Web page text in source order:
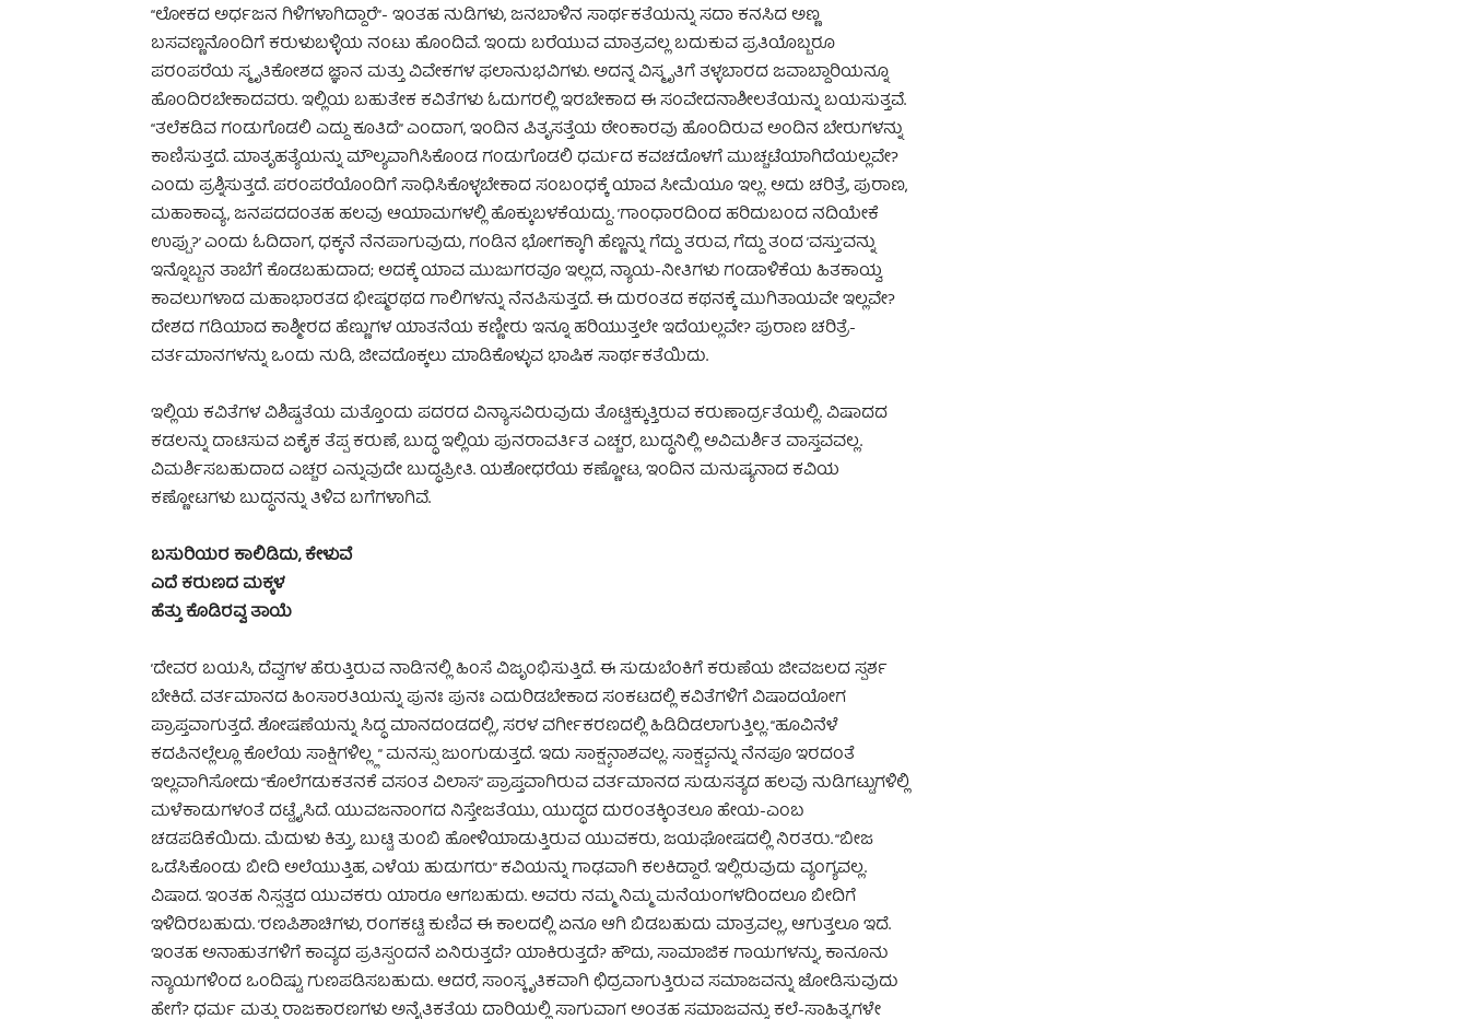
“ಲೋಕದ ಅರ್ಧಜನ ಗಿಳಿಗಳಾಗಿದ್ದಾರೆ”- ಇಂತಹ ನುಡಿಗಳು, ಜನಬಾಳಿನ ಸಾರ್ಥಕತೆಯನ್ನು ಸದಾ ಕನಸಿದ ಅಣ್ಣ
ಬಸವಣ್ಣನೊಂದಿಗೆ ಕರುಳುಬಳ್ಳಿಯ ನಂಟು ಹೊಂದಿವೆ. ಇಂದು ಬರೆಯುವ ಮಾತ್ರವಲ್ಲ ಬದುಕುವ ಪ್ರತಿಯೊಬ್ಬರೂ
ಪರಂಪರೆಯ ಸ್ಮೃತಿಕೋಶದ ಜ್ಞಾನ ಮತ್ತು ವಿವೇಕಗಳ ಫಲಾನುಭವಿಗಳು. ಅದನ್ನ ವಿಸ್ಮೃತಿಗೆ ತಳ್ಳಬಾರದ ಜವಾಬ್ದಾರಿಯನ್ನೂ
ಹೊಂದಿರಬೇಕಾದವರು. ಇಲ್ಲಿಯ ಬಹುತೇಕ ಕವಿತೆಗಳು ಓದುಗರಲ್ಲಿ ಇರಬೇಕಾದ ಈ ಸಂವೇದನಾಶೀಲತೆಯನ್ನು ಬಯಸುತ್ತವೆ.
“ತಲೆಕಡಿವ ಗಂಡುಗೊಡಲಿ ಎದ್ದು ಕೂತಿದೆ” ಎಂದಾಗ, ಇಂದಿನ ಪಿತೃಸತ್ತೆಯ ಠೇಂಕಾರವು ಹೊಂದಿರುವ ಅಂದಿನ ಬೇರುಗಳನ್ನು
ಕಾಣಿಸುತ್ತದೆ. ಮಾತೃಹತ್ಯೆಯನ್ನು ಮೌಲ್ಯವಾಗಿಸಿಕೊಂಡ ಗಂಡುಗೊಡಲಿ ಧರ್ಮದ ಕವಚದೊಳಗೆ ಮುಚ್ಚಟೆಯಾಗಿದೆಯಲ್ಲವೇ?
ಎಂದು ಪ್ರಶ್ನಿಸುತ್ತದೆ. ಪರಂಪರೆಯೊಂದಿಗೆ ಸಾಧಿಸಿಕೊಳ್ಳಬೇಕಾದ ಸಂಬಂಧಕ್ಕೆ ಯಾವ ಸೀಮೆಯೂ ಇಲ್ಲ. ಅದು ಚರಿತ್ರೆ, ಪುರಾಣ,
ಮಹಾಕಾವ್ಯ, ಜನಪದದಂತಹ ಹಲವು ಆಯಾಮಗಳಲ್ಲಿ ಹೊಕ್ಕುಬಳಕೆಯದ್ದು. ’ಗಾಂಧಾರದಿಂದ ಹರಿದುಬಂದ ನದಿಯೇಕೆ
ಉಪ್ಪು?’ ಎಂದು ಓದಿದಾಗ, ಧಕ್ಕನೆ ನೆನಪಾಗುವುದು, ಗಂಡಿನ ಭೋಗಕ್ಕಾಗಿ ಹೆಣ್ಣನ್ನು ಗೆದ್ದು ತರುವ, ಗೆದ್ದು ತಂದ ’ವಸ್ತು’ವನ್ನು
ಇನ್ನೊಬ್ಬನ ತಾಬೆಗೆ ಕೊಡಬಹುದಾದ; ಅದಕ್ಕೆ ಯಾವ ಮುಜುಗರವೂ ಇಲ್ಲದ, ನ್ಯಾಯ-ನೀತಿಗಳು ಗಂಡಾಳಿಕೆಯ ಹಿತಕಾಯ್ವ
ಕಾವಲುಗಳಾದ ಮಹಾಭಾರತದ ಭೀಷ್ಮರಥದ ಗಾಲಿಗಳನ್ನು ನೆನಪಿಸುತ್ತದೆ. ಈ ದುರಂತದ ಕಥನಕ್ಕೆ ಮುಗಿತಾಯವೇ ಇಲ್ಲವೇ?
ದೇಶದ ಗಡಿಯಾದ ಕಾಶ್ಮೀರದ ಹೆಣ್ಣುಗಳ ಯಾತನೆಯ ಕಣ್ಣೀರು ಇನ್ನೂ ಹರಿಯುತ್ತಲೇ ಇದೆಯಲ್ಲವೇ? ಪುರಾಣ ಚರಿತ್ರೆ-
ವರ್ತಮಾನಗಳನ್ನು ಒಂದು ನುಡಿ, ಜೀವದೊಕ್ಕಲು ಮಾಡಿಕೊಳ್ಳುವ ಭಾಷಿಕ ಸಾರ್ಥಕತೆಯಿದು.
ಇಲ್ಲಿಯ ಕವಿತೆಗಳ ವಿಶಿಷ್ಟತೆಯ ಮತ್ತೊಂದು ಪದರದ ವಿನ್ಯಾಸವಿರುವುದು ತೊಟ್ಟಿಕ್ಕುತ್ತಿರುವ ಕರುಣಾರ್ದ್ರತೆಯಲ್ಲಿ. ವಿಷಾದದ
ಕಡಲನ್ನು ದಾಟಿಸುವ ಏಕೈಕ ತೆಪ್ಪ ಕರುಣೆ, ಬುದ್ಧ ಇಲ್ಲಿಯ ಪುನರಾವರ್ತಿತ ಎಚ್ಚರ, ಬುದ್ಧನಿಲ್ಲಿ ಅವಿಮರ್ಶಿತ ವಾಸ್ತವವಲ್ಲ.
ವಿಮರ್ಶಿಸಬಹುದಾದ ಎಚ್ಚರ ಎನ್ನುವುದೇ ಬುದ್ಧಪ್ರೀತಿ. ಯಶೋಧರೆಯ ಕಣ್ಣೋಟ, ಇಂದಿನ ಮನುಷ್ಯನಾದ ಕವಿಯ
ಕಣ್ಣೋಟಗಳು ಬುದ್ಧನನ್ನು ತಿಳಿವ ಬಗೆಗಳಾಗಿವೆ.
ಬಸುರಿಯರ ಕಾಲಿಡಿದು, ಕೇಳುವೆ
ಎದೆ ಕರುಣದ ಮಕ್ಕಳ
ಹೆತ್ತು ಕೊಡಿರವ್ವ ತಾಯೆ
’ದೇವರ ಬಯಸಿ, ದೆವ್ವಗಳ ಹೆರುತ್ತಿರುವ ನಾಡಿ’ನಲ್ಲಿ ಹಿಂಸೆ ವಿಜೃಂಭಿಸುತ್ತಿದೆ. ಈ ಸುಡುಬೆಂಕಿಗೆ ಕರುಣೆಯ ಜೀವಜಲದ ಸ್ಪರ್ಶ
ಬೇಕಿದೆ. ವರ್ತಮಾನದ ಹಿಂಸಾರತಿಯನ್ನು ಪುನಃ ಪುನಃ ಎದುರಿಡಬೇಕಾದ ಸಂಕಟದಲ್ಲಿ ಕವಿತೆಗಳಿಗೆ ವಿಷಾದಯೋಗ
ಪ್ರಾಪ್ತವಾಗುತ್ತದೆ. ಶೋಷಣೆಯನ್ನು ಸಿದ್ಧ ಮಾನದಂಡದಲ್ಲಿ, ಸರಳ ವರ್ಗೀಕರಣದಲ್ಲಿ ಹಿಡಿದಿಡಲಾಗುತ್ತಿಲ್ಲ. “ಹೂವಿನೆಳೆ
ಕದಪಿನಲ್ಲೆಲ್ಲೂ ಕೊಲೆಯ ಸಾಕ್ಷಿಗಳಿಲ್ಲ್ಲ” ಮನಸ್ಸು ಜುಂಗುಡುತ್ತದೆ. ಇದು ಸಾಕ್ಷ್ಯನಾಶವಲ್ಲ. ಸಾಕ್ಷ್ಯವನ್ನು ನೆನಪೂ ಇರದಂತೆ
ಇಲ್ಲವಾಗಿಸೋದು “ಕೊಲೆಗಡುಕತನಕೆ ವಸಂತ ವಿಲಾಸ” ಪ್ರಾಪ್ತವಾಗಿರುವ ವರ್ತಮಾನದ ಸುಡುಸತ್ಯದ ಹಲವು ನುಡಿಗಟ್ಟುಗಳಿಲ್ಲಿ
ಮಳೆಕಾಡುಗಳಂತೆ ದಟ್ಟೈಸಿದೆ. ಯುವಜನಾಂಗದ ನಿಸ್ತೇಜತೆಯು, ಯುದ್ಧದ ದುರಂತಕ್ಕಿಂತಲೂ ಹೇಯ-ಎಂಬ
ಚಡಪಡಿಕೆಯಿದು. ಮೆದುಳು ಕಿತ್ತು, ಬುಟ್ಟಿ ತುಂಬಿ ಹೋಳಿಯಾಡುತ್ತಿರುವ ಯುವಕರು, ಜಯಘೋಷದಲ್ಲಿ ನಿರತರು. “ಬೀಜ
ಒಡೆಸಿಕೊಂಡು ಬೀದಿ ಅಲೆಯುತ್ತಿಹ, ಎಳೆಯ ಹುಡುಗರು” ಕವಿಯನ್ನು ಗಾಢವಾಗಿ ಕಲಕಿದ್ದಾರೆ. ಇಲ್ಲಿರುವುದು ವ್ಯಂಗ್ಯವಲ್ಲ.
ವಿಷಾದ. ಇಂತಹ ನಿಸ್ಸತ್ವದ ಯುವಕರು ಯಾರೂ ಆಗಬಹುದು. ಅವರು ನಮ್ಮ ನಿಮ್ಮ ಮನೆಯಂಗಳದಿಂದಲೂ ಬೀದಿಗೆ
ಇಳಿದಿರಬಹುದು. ’ರಣಪಿಶಾಚಿಗಳು, ರಂಗಕಟ್ಟಿ ಕುಣಿವ ಈ ಕಾಲದಲ್ಲಿ ಏನೂ ಆಗಿ ಬಿಡಬಹುದು ಮಾತ್ರವಲ್ಲ, ಆಗುತ್ತಲೂ ಇದೆ.
ಇಂತಹ ಅನಾಹುತಗಳಿಗೆ ಕಾವ್ಯದ ಪ್ರತಿಸ್ಪಂದನೆ ಏನಿರುತ್ತದೆ? ಯಾಕಿರುತ್ತದೆ? ಹೌದು, ಸಾಮಾಜಿಕ ಗಾಯಗಳನ್ನು, ಕಾನೂನು
ನ್ಯಾಯಗಳಿಂದ ಒಂದಿಷ್ಟು ಗುಣಪಡಿಸಬಹುದು. ಆದರೆ, ಸಾಂಸ್ಕೃತಿಕವಾಗಿ ಛಿದ್ರವಾಗುತ್ತಿರುವ ಸಮಾಜವನ್ನು ಜೋಡಿಸುವುದು
ಹೇಗೆ? ಧರ್ಮ ಮತ್ತು ರಾಜಕಾರಣಗಳು ಅನೈತಿಕತೆಯ ದಾರಿಯಲ್ಲಿ ಸಾಗುವಾಗ ಅಂತಹ ಸಮಾಜವನ್ನು ಕಲೆ-ಸಾಹಿತ್ಯಗಳೇ